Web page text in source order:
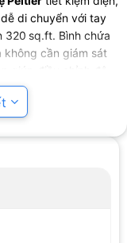
di chuyển với tay
320 sq.ft. Bình chứa
không cần giám sát
LED nhiều màu
nước.